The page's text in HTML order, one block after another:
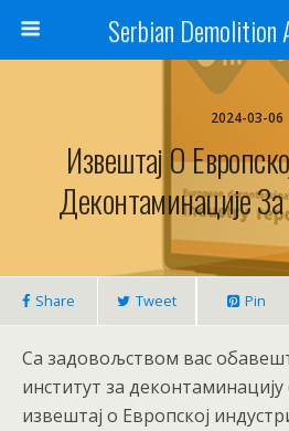
Serbian Demolition
2024-03-06
Извештај О
Деконтаминације
Share Tweet Pin
Са задовољством вас
институт за
извештај о Европској